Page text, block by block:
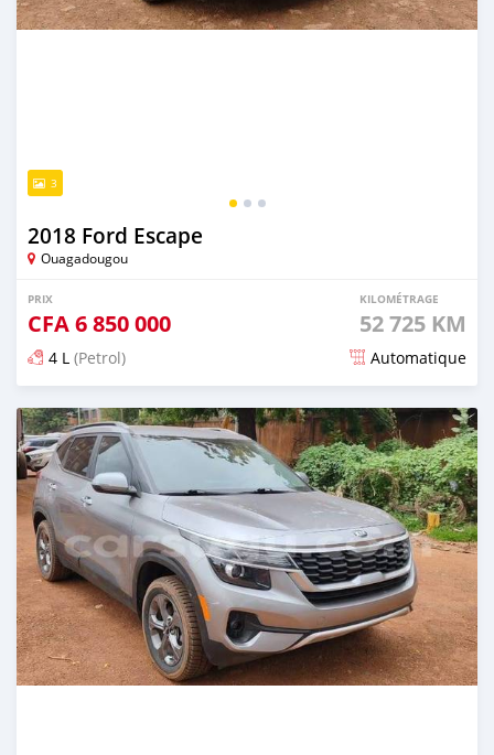
3
2018 Ford Escape
Ouagadougou
PRIX
CFA6 850 000
KILOMÉTRAGE
52 725 KM
4 L (Petrol) Automatique
Publié il y a 2 jours